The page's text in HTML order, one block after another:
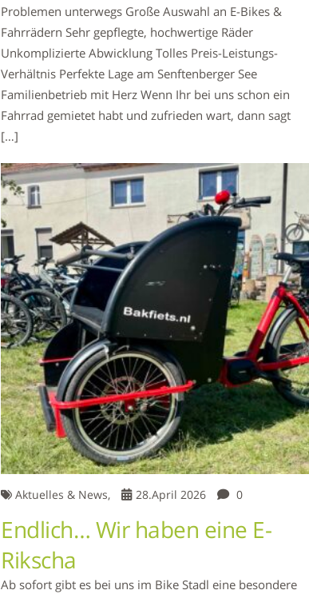
Problemen unterwegs Große Auswahl an E-Bikes &
Fahrrädern Sehr gepflegte, hochwertige Räder
Unkomplizierte Abwicklung Tolles Preis-Leistungs-
Verhältnis Perfekte Lage am Senftenberger See
Familienbetrieb mit Herz Wenn Ihr bei uns schon ein
Fahrrad gemietet habt und zufrieden wart, dann sagt
[…]
Aktuelles & News, 28.April 2026 0
Endlich… Wir haben eine E-
Rikscha
Ab sofort gibt es bei uns im Bike Stadl eine besondere